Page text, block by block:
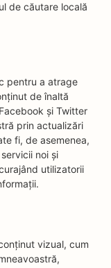
de căutare locală
pentru a atrage
de înaltă
și Twitter
prin actualizări
fi, de asemenea,
noi și
utilizatorii
vizual, cum